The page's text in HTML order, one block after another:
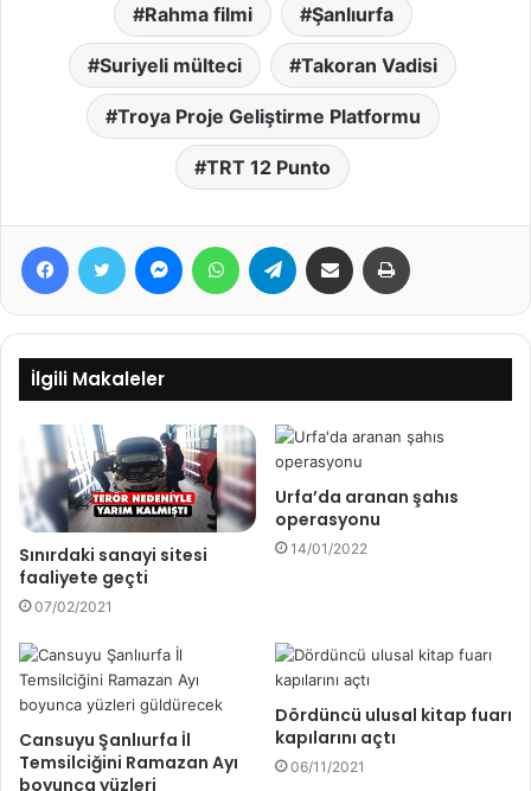
Rahma filmi Şanlıurfa
Suriyeli mülteci Takoran Vadisi
Troya Proje Geliştirme Platformu
TRT 12 Punto
İlgili Makaleler
Sınırdaki sanayi sitesi
faaliyete geçti
07/02/2021
Urfa’da aranan şahıs
operasyonu
14/01/2022
Cansuyu Şanlıurfa İl
Temsilciğini Ramazan Ayı
boyunca yüzleri
Dördüncü ulusal kitap fuarı
kapılarını açtı
06/11/2021